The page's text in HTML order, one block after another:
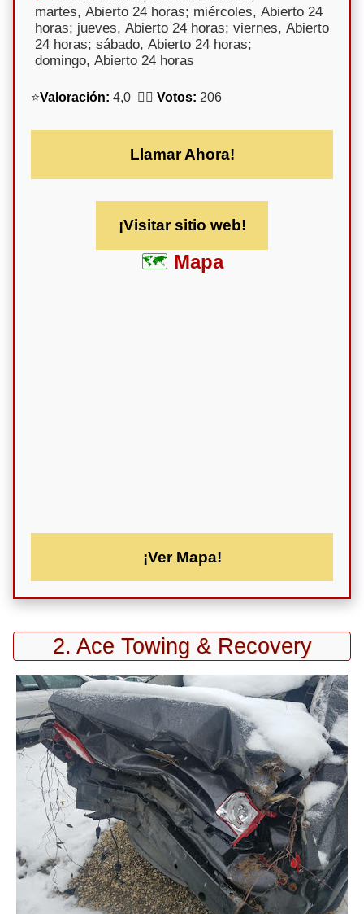
martes, Abierto 24 horas; miércoles, Abierto 24
horas; jueves, Abierto 24 horas; viernes, Abierto
24 horas; sábado, Abierto 24 horas;
domingo, Abierto 24 horas
⭐Valoración: 4,0 🕵️‍♀️ Votos: 206
Llamar Ahora!
¡Visitar sitio web!
Mapa
¡Ver Mapa!
2. Ace Towing & Recovery